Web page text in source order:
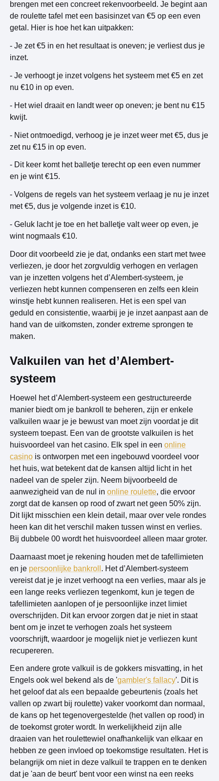
brengen met een concreet rekenvoorbeeld. Je begint aan
de roulette tafel met een basisinzet van €5 op een even
getal. Hier is hoe het kan uitpakken:
- Je zet €5 in en het resultaat is oneven; je verliest dus je
inzet.
- Je verhoogt je inzet volgens het systeem met €5 en zet
nu €10 in op even.
- Het wiel draait en landt weer op oneven; je bent nu €15
kwijt.
- Niet ontmoedigd, verhoog je je inzet weer met €5, dus je
zet nu €15 in op even.
- Dit keer komt het balletje terecht op een even nummer
en je wint €15.
- Volgens de regels van het systeem verlaag je nu je inzet
met €5, dus je volgende inzet is €10.
- Geluk lacht je toe en het balletje valt weer op even, je
wint nogmaals €10.
Door dit voorbeeld zie je dat, ondanks een start met twee
verliezen, je door het zorgvuldig verhogen en verlagen
van je inzetten volgens het d’Alembert-systeem, je
verliezen hebt kunnen compenseren en zelfs een klein
winstje hebt kunnen realiseren. Het is een spel van
geduld en consistentie, waarbij je je inzet aanpast aan de
hand van de uitkomsten, zonder extreme sprongen te
maken.
Valkuilen van het d’Alembert-
systeem
Hoewel het d’Alembert-systeem een gestructureerde
manier biedt om je bankroll te beheren, zijn er enkele
valkuilen waar je je bewust van moet zijn voordat je dit
systeem toepast. Een van de grootste valkuilen is het
huisvoordeel van het casino. Elk spel in een online
casino is ontworpen met een ingebouwd voordeel voor
het huis, wat betekent dat de kansen altijd licht in het
nadeel van de speler zijn. Neem bijvoorbeeld de
aanwezigheid van de nul in online roulette, die ervoor
zorgt dat de kansen op rood of zwart net geen 50% zijn.
Dit lijkt misschien een klein detail, maar over vele rondes
heen kan dit het verschil maken tussen winst en verlies.
Bij dubbele 00 wordt het huisvoordeel alleen maar groter.
Daarnaast moet je rekening houden met de tafellimieten
en je persoonlijke bankroll . Het d’Alembert-systeem
vereist dat je je inzet verhoogt na een verlies, maar als je
een lange reeks verliezen tegenkomt, kun je tegen de
tafellimieten aanlopen of je persoonlijke inzet limiet
overschrijden. Dit kan ervoor zorgen dat je niet in staat
bent om je inzet te verhogen zoals het systeem
voorschrijft, waardoor je mogelijk niet je verliezen kunt
recupereren.
Een andere grote valkuil is de gokkers misvatting, in het
Engels ook wel bekend als de 'gambler's fallacy'. Dit is
het geloof dat als een bepaalde gebeurtenis (zoals het
vallen op zwart bij roulette) vaker voorkomt dan normaal,
de kans op het tegenovergestelde (het vallen op rood) in
de toekomst groter wordt. In werkelijkheid zijn alle
draaien van het roulettewiel onafhankelijk van elkaar en
hebben ze geen invloed op toekomstige resultaten. Het is
belangrijk om niet in deze valkuil te trappen en te denken
dat je 'aan de beurt' bent voor een winst na een reeks